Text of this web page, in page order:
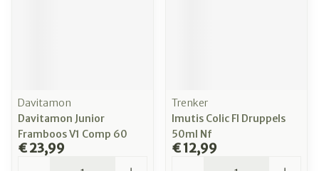
Davitamon
Davitamon Junior
Framboos V1 Comp 60
€ 23,99
Trenker
Imutis Colic Fl Druppels
50ml Nf
€ 12,99